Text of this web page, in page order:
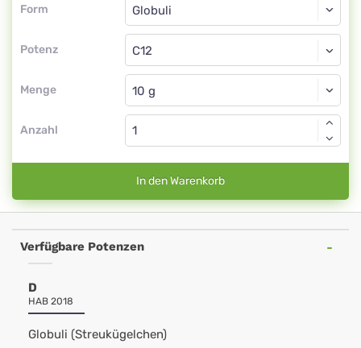
Form
Potenz
Globuli
C12
Menge
Globuli
Anzahl
In den Warenkorb
Verfügbare Potenzen
D
HAB 2018
Globuli (Streukügelchen)